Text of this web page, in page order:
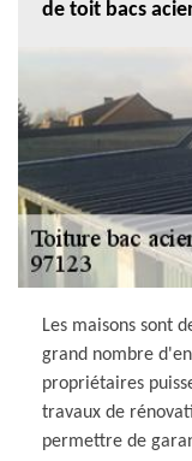
de toit bacs
Les maisons sont
grand nombre
propriétaires
travaux de
permettre de